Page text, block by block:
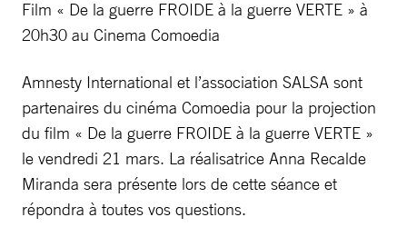
Film « De la guerre FROIDE à la guerre VERTE » à
20h30 au Cinema Comoedia
Amnesty International et l’association SALSA sont
partenaires du cinéma Comoedia pour la projection
du film « De la guerre FROIDE à la guerre VERTE »
le vendredi 21 mars. La réalisatrice Anna Recalde
Miranda sera présente lors de cette séance et
répondra à toutes vos questions.